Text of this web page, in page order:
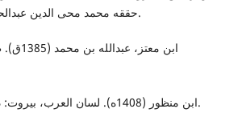
حققه محمد محی الدين عبدالحميد، بيروت: دار الجيل.
ابن
ابن منظور (1408ه). لسان العرب، بيروت: داراحياء التراث العربى.